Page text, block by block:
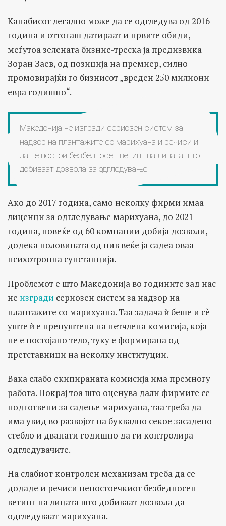
Канабисот легално може да се одгледува од 2016
година и оттогаш датираат и првите обиди,
меѓутоа зелената бизнис-треска ја предизвика
Зоран Заев, од позиција на премиер, силно
промовирајќи го бизнисот „вреден 250 милиони
евра годишно“.
Македонија не изгради сериозен систем за
надзор на плантажите со марихуана и речиси и
да не постои безбедносен ветинг на лицата што
добиваат дозвола за одгледување
Ако до 2017 година, само неколку фирми имаа
лиценци за одгледување марихуана, до 2021
година, повеќе од 60 компании добија дозволи,
додека половината од нив веќе ја садеа оваа
психотропна супстанција.
Проблемот е што Македонија во годините зад нас
не изгради сериозен систем за надзор на
плантажите со марихуана. Таа задача ѝ беше и сè
уште ѝ е препуштена на петчлена комисија, која
не е постојано тело, туку е формирана од
претставници на неколку институции.
Вака слабо екипираната комисија има премногу
работа. Покрај тоа што оценува дали фирмите се
подготвени за садење марихуана, таа треба да
има увид во развојот на буквално секое засадено
стебло и двапати годишно да ги контролира
одгледувачите.
На слабиот контролен механизам треба да се
додаде и речиси непостоечкиот безбедносен
ветинг на лицата што добиваат дозвола да
одгледуваат марихуана.